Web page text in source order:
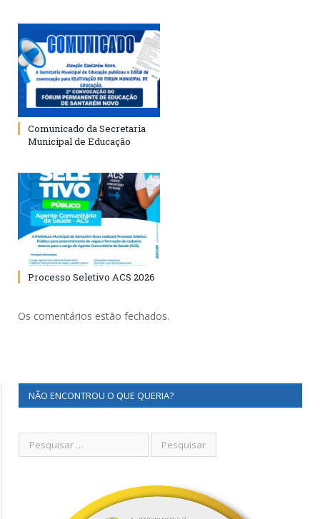
Comunicado da Secretaria
Municipal de Educação
Processo Seletivo ACS 2026
Os comentários estão fechados.
NÃO ENCONTROU O QUE QUERIA?